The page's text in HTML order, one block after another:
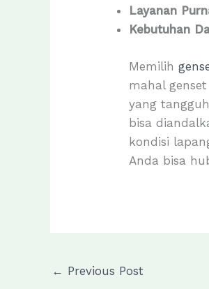
Layanan
Kebutuhan
Memilih
mahal
yang
bisa
kondisi
Anda bisa
← Previous Post